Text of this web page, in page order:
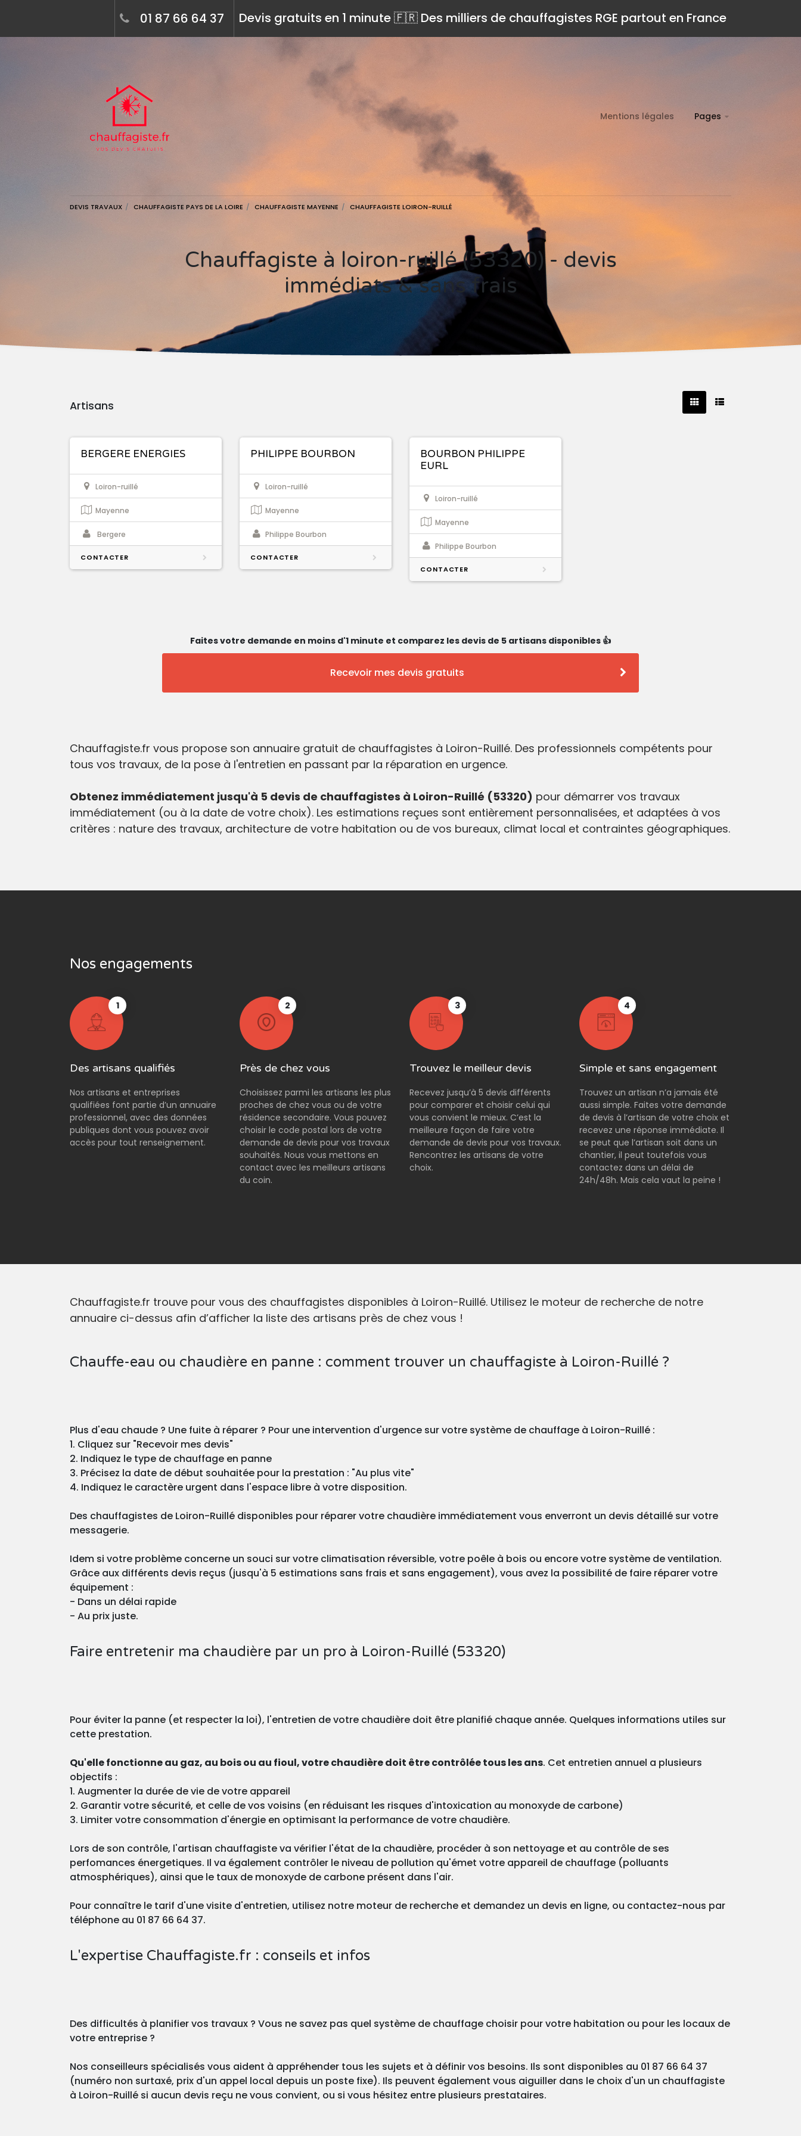
Devis gratuits en 1 minute 🇫🇷 Des milliers de chauffagistes RGE partout en France
01 87 66 64 37
Mentions légales Pages
DEVIS TRAVAUX CHAUFFAGISTE PAYS DE LA LOIRE CHAUFFAGISTE MAYENNE CHAUFFAGISTE LOIRON-RUILLÉ
Chauffagiste à loiron-ruillé (53320) - devis
immédiats & sans frais
Artisans
BERGERE ENERGIES
Loiron-ruillé
Mayenne
Bergere
CONTACTER
PHILIPPE BOURBON
Loiron-ruillé
Mayenne
Philippe Bourbon
CONTACTER
BOURBON PHILIPPE
EURL
Loiron-ruillé
Mayenne
Philippe Bourbon
CONTACTER
Faites votre demande en moins d'1 minute et comparez les devis de 5 artisans disponibles 👍
Recevoir mes devis gratuits
Chauffagiste.fr vous propose son annuaire gratuit de chauffagistes à Loiron-Ruillé. Des professionnels compétents pour
tous vos travaux, de la pose à l'entretien en passant par la réparation en urgence.
Obtenez immédiatement jusqu'à 5 devis de chauffagistes à Loiron-Ruillé (53320) pour démarrer vos travaux
immédiatement (ou à la date de votre choix). Les estimations reçues sont entièrement personnalisées, et adaptées à vos
critères : nature des travaux, architecture de votre habitation ou de vos bureaux, climat local et contraintes géographiques.
Nos engagements
1
Des artisans qualifiés
Nos artisans et entreprises
qualifiées font partie d’un annuaire
professionnel, avec des données
publiques dont vous pouvez avoir
accès pour tout renseignement.
2
Près de chez vous
Choisissez parmi les artisans les plus
proches de chez vous ou de votre
résidence secondaire. Vous pouvez
choisir le code postal lors de votre
demande de devis pour vos travaux
souhaités. Nous vous mettons en
contact avec les meilleurs artisans
du coin.
3
Trouvez le meilleur devis
Recevez jusqu’à 5 devis différents
pour comparer et choisir celui qui
vous convient le mieux. C’est la
meilleure façon de faire votre
demande de devis pour vos travaux.
Rencontrez les artisans de votre
choix.
4
Simple et sans engagement
Trouvez un artisan n’a jamais été
aussi simple. Faites votre demande
de devis à l’artisan de votre choix et
recevez une réponse immédiate. Il
se peut que l’artisan soit dans un
chantier, il peut toutefois vous
contactez dans un délai de
24h/48h. Mais cela vaut la peine !
Chauffagiste.fr trouve pour vous des chauffagistes disponibles à Loiron-Ruillé. Utilisez le moteur de recherche de notre
annuaire ci-dessus afin d’afficher la liste des artisans près de chez vous !
Chauffe-eau ou chaudière en panne : comment trouver un chauffagiste à Loiron-Ruillé ?
Plus d'eau chaude ? Une fuite à réparer ? Pour une intervention d'urgence sur votre système de chauffage à Loiron-Ruillé :
1. Cliquez sur "Recevoir mes devis"
2. Indiquez le type de chauffage en panne
3. Précisez la date de début souhaitée pour la prestation : "Au plus vite"
4. Indiquez le caractère urgent dans l'espace libre à votre disposition.
Des chauffagistes de Loiron-Ruillé disponibles pour réparer votre chaudière immédiatement vous enverront un devis détaillé sur votre
messagerie.
Idem si votre problème concerne un souci sur votre climatisation réversible, votre poêle à bois ou encore votre système de ventilation.
Grâce aux différents devis reçus (jusqu'à 5 estimations sans frais et sans engagement), vous avez la possibilité de faire réparer votre
équipement :
- Dans un délai rapide
- Au prix juste.
Faire entretenir ma chaudière par un pro à Loiron-Ruillé (53320)
Pour éviter la panne (et respecter la loi), l'entretien de votre chaudière doit être planifié chaque année. Quelques informations utiles sur
cette prestation.
Qu'elle fonctionne au gaz, au bois ou au fioul, votre chaudière doit être contrôlée tous les ans. Cet entretien annuel a plusieurs
objectifs :
1. Augmenter la durée de vie de votre appareil
2. Garantir votre sécurité, et celle de vos voisins (en réduisant les risques d'intoxication au monoxyde de carbone)
3. Limiter votre consommation d'énergie en optimisant la performance de votre chaudière.
Lors de son contrôle, l'artisan chauffagiste va vérifier l'état de la chaudière, procéder à son nettoyage et au contrôle de ses
perfomances énergetiques. Il va également contrôler le niveau de pollution qu'émet votre appareil de chauffage (polluants
atmosphériques), ainsi que le taux de monoxyde de carbone présent dans l'air.
Pour connaître le tarif d'une visite d'entretien, utilisez notre moteur de recherche et demandez un devis en ligne, ou contactez-nous par
téléphone au 01 87 66 64 37.
L'expertise Chauffagiste.fr : conseils et infos
Des difficultés à planifier vos travaux ? Vous ne savez pas quel système de chauffage choisir pour votre habitation ou pour les locaux de
votre entreprise ?
Nos conseilleurs spécialisés vous aident à appréhender tous les sujets et à définir vos besoins. Ils sont disponibles au 01 87 66 64 37
(numéro non surtaxé, prix d'un appel local depuis un poste fixe). Ils peuvent également vous aiguiller dans le choix d'un un chauffagiste
à Loiron-Ruillé si aucun devis reçu ne vous convient, ou si vous hésitez entre plusieurs prestataires.